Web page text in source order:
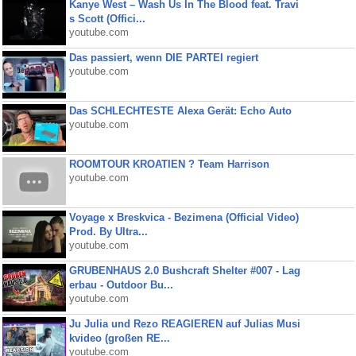
Kanye West – Wash Us In The Blood feat. Travi
s Scott (Offici...
youtube.com
Das passiert, wenn DIE PARTEI regiert
youtube.com
Das SCHLECHTESTE Alexa Gerät: Echo Auto
youtube.com
ROOMTOUR KROATIEN ? Team Harrison
youtube.com
Voyage x Breskvica - Bezimena (Official Video)
Prod. By Ultra...
youtube.com
GRUBENHAUS 2.0 Bushcraft Shelter #007 - Lag
erbau - Outdoor Bu...
youtube.com
Ju Julia und Rezo REAGIEREN auf Julias Musi
kvideo (großen RE...
youtube.com